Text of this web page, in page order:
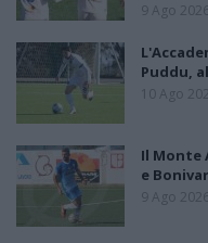
9 Ago 2026
Puddu,
10 Ago
Il Monte
e
9 Ago 2026